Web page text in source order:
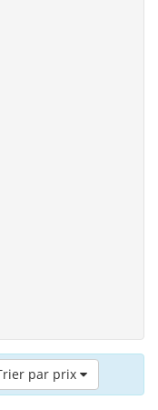
par prix